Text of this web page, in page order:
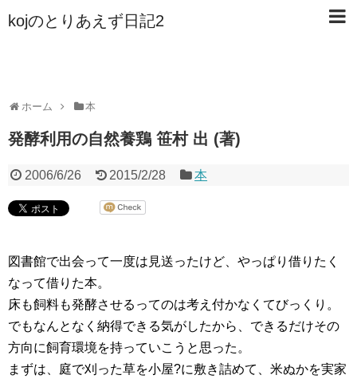
kojのとりあえず日記2
ホーム 本
発酵利用の自然養鶏 笹村 出 (著)
2006/6/26 2015/2/28 本
図書館で出会って一度は見送ったけど、やっぱり借りたく
なって借りた本。
床も飼料も発酵させるってのは考え付かなくてびっくり。
でもなんとなく納得できる気がしたから、できるだけその
方向に飼育環境を持っていこうと思った。
まずは、庭で刈った草を小屋?に敷き詰めて、米ぬかを実家